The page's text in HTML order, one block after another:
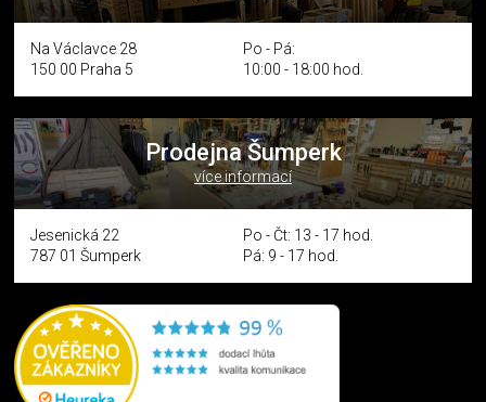
Na Václavce 28
150 00 Praha 5
Po - Pá:
10:00 - 18:00 hod.
Prodejna Šumperk
více informací
Jesenická 22
787 01 Šumperk
Po - Čt: 13 - 17 hod.
Pá: 9 - 17 hod.